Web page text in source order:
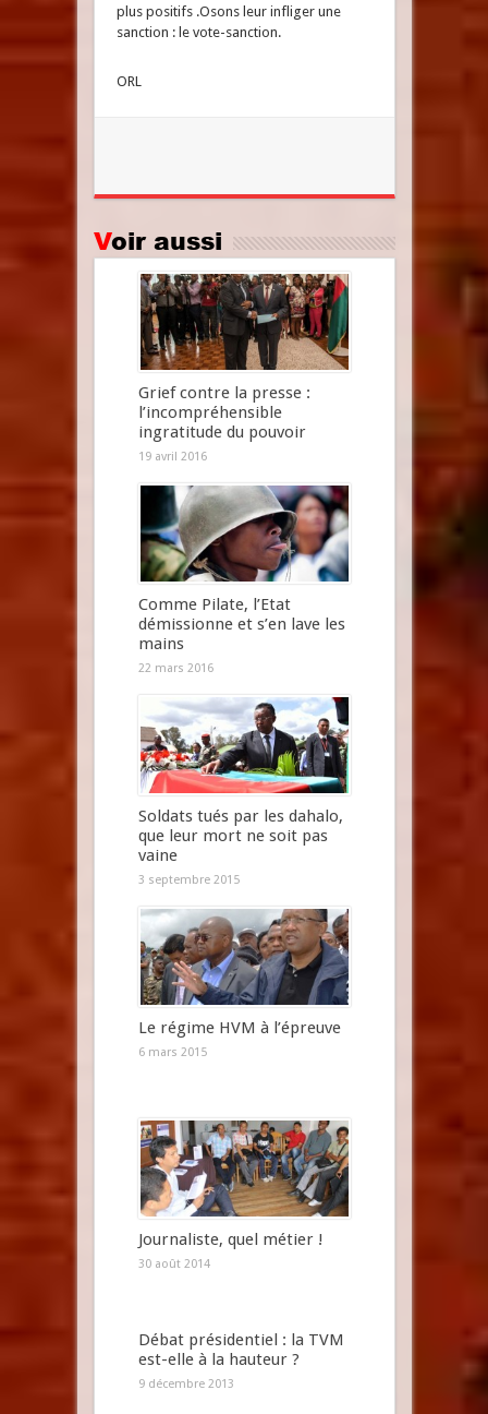
plus positifs .Osons leur infliger une
sanction : le vote-sanction.
ORL
Voir aussi
Grief contre la presse :
l’incompréhensible
ingratitude du pouvoir
19 avril 2016
Comme Pilate, l’Etat
démissionne et s’en lave les
mains
22 mars 2016
Soldats tués par les dahalo,
que leur mort ne soit pas
vaine
3 septembre 2015
Le régime HVM à l’épreuve
6 mars 2015
Journaliste, quel métier !
30 août 2014
Débat présidentiel : la TVM
est-elle à la hauteur ?
9 décembre 2013